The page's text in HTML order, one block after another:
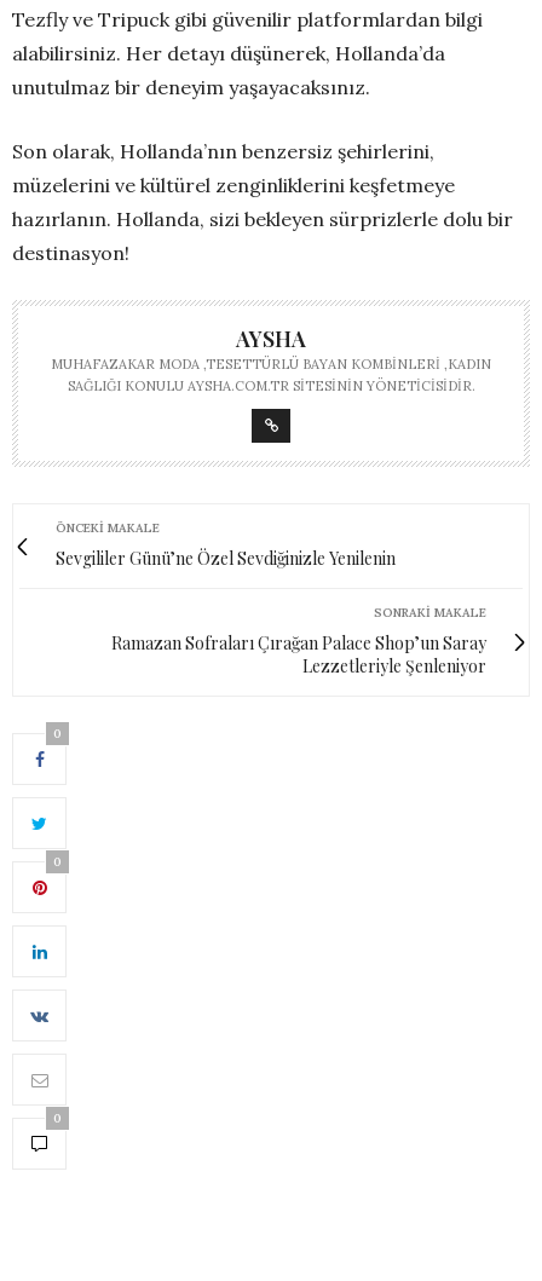
Tezfly ve Tripuck gibi güvenilir platformlardan bilgi
alabilirsiniz. Her detayı düşünerek, Hollanda’da
unutulmaz bir deneyim yaşayacaksınız.
Son olarak, Hollanda’nın benzersiz şehirlerini,
müzelerini ve kültürel zenginliklerini keşfetmeye
hazırlanın. Hollanda, sizi bekleyen sürprizlerle dolu bir
destinasyon!
AYSHA
MUHAFAZAKAR MODA ,TESETTÜRLÜ BAYAN KOMBINLERI ,KADIN
SAĞLIĞI KONULU AYSHA.COM.TR SITESININ YÖNETICISIDIR.
ÖNCEKI MAKALE
Sevgililer Günü’ne Özel Sevdiğinizle Yenilenin
SONRAKI MAKALE
Ramazan Sofraları Çırağan Palace Shop’un Saray
Lezzetleriyle Şenleniyor
0
0
0